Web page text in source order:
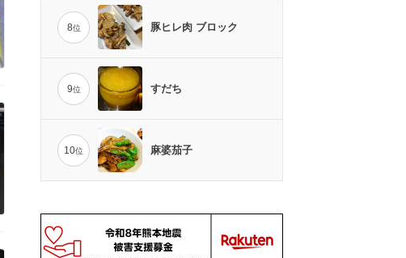
8位 豚ヒレ肉 ブロック
9位 すだち
10位 麻婆茄子